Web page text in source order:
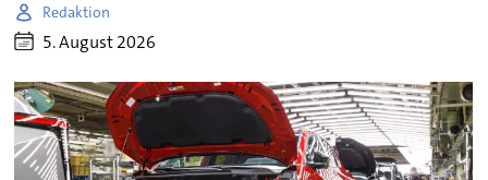
Redaktion
5. August 2026